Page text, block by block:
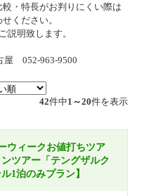
・特長がお判りにくい際は
ください。
説明致します。
052-963-9500
42件中1～20件を表示
ウィークお値打ちツア
ツアー「テングザルク
1泊のみプラン】